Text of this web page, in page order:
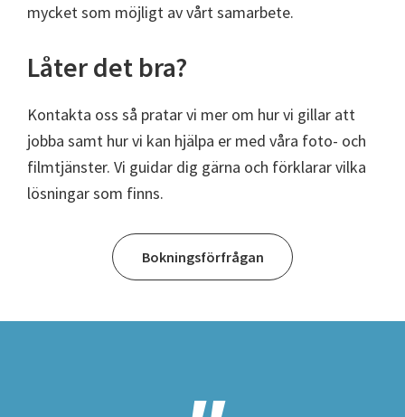
mycket som möjligt av vårt samarbete.
Låter det bra?
Kontakta oss så pratar vi mer om hur vi gillar att
jobba samt hur vi kan hjälpa er med våra foto- och
filmtjänster. Vi guidar dig gärna och förklarar vilka
lösningar som finns.
Bokningsförfrågan